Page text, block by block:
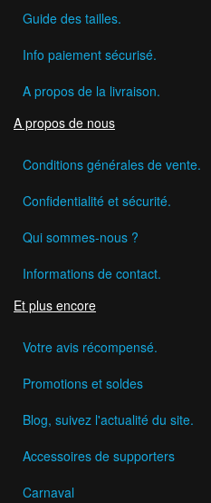
Guide des tailles.
Info paiement sécurisé.
A propos de la livraison.
A propos de nous
Conditions générales de vente.
Confidentialité et sécurité.
Qui sommes-nous ?
Informations de contact.
Et plus encore
Votre avis récompensé.
Promotions et soldes
Blog, suivez l'actualité du site.
Accessoires de supporters
Carnaval